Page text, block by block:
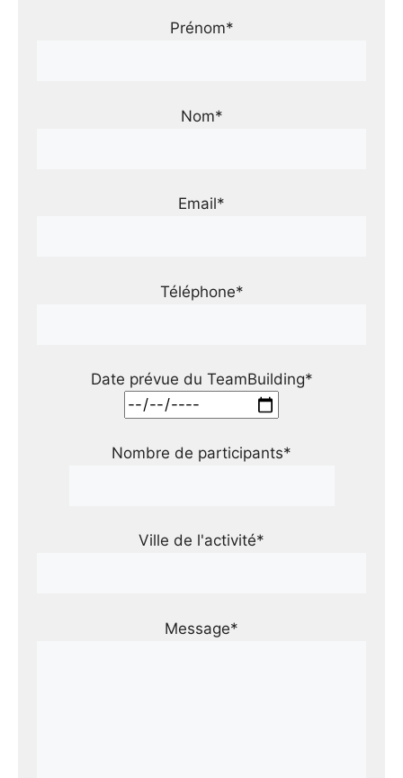
Prénom*
Nom*
Email*
Téléphone*
Date prévue du TeamBuilding*
Nombre de participants*
Ville de l'activité*
Message*